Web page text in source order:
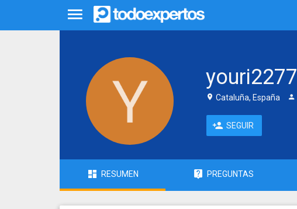
youri2277
Cataluña, España
SEGUIR
RESUMEN PREGUNTAS